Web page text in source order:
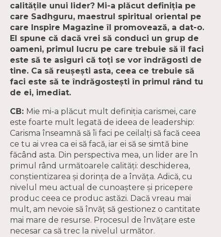
calitățile unui lider? Mi-a plăcut definiția pe
care Sadhguru, maestrul spiritual oriental pe
care Inspire Magazine îl promovează, a dat-o.
El spune că dacă vrei să conduci un grup de
oameni, primul lucru pe care trebuie să îl faci
este să te asiguri că toți se vor îndrăgosti de
tine. Ca să reușești asta, ceea ce trebuie să
faci este să te îndrăgostești în primul rând tu
de ei, imediat.
CB: Mie mi-a plăcut mult definiția carismei, care
este foarte mult legată de ideea de leadership:
Carisma înseamnă să îi faci pe ceilalți să facă ceea
ce tu ai vrea ca ei să facă, iar ei să se simtă bine
făcând asta. Din perspectiva mea, un lider are în
primul rând următoarele calități: deschiderea,
conștientizarea și dorința de a învăța. Adică, cu
nivelul meu actual de cunoaștere și pricepere
produc ceea ce produc astăzi. Dacă vreau mai
mult, am nevoie să învăț să gestionez o cantitate
mai mare de resurse. Procesul de învățare este
necesar ca să trec la nivelul următor.